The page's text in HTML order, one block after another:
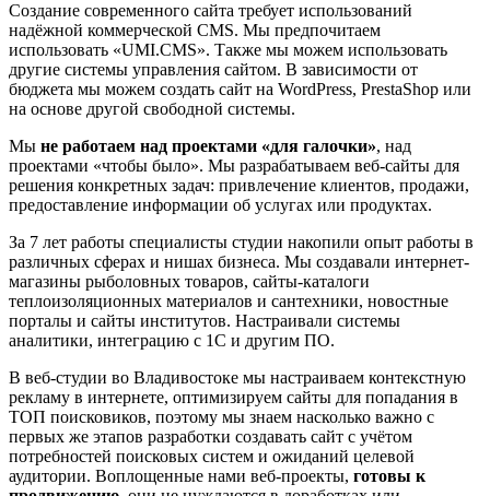
Создание современного сайта требует использований
надёжной коммерческой CMS. Мы предпочитаем
использовать «UMI.CMS». Также мы можем использовать
другие системы управления сайтом. В зависимости от
бюджета мы можем создать сайт на WordPress, PrestaShop или
на основе другой свободной системы.
Мы не работаем над проектами «для галочки», над
проектами «чтобы было». Мы разрабатываем веб-сайты для
решения конкретных задач: привлечение клиентов, продажи,
предоставление информации об услугах или продуктах.
За 7 лет работы специалисты студии накопили опыт работы в
различных сферах и нишах бизнеса. Мы создавали интернет-
магазины рыболовных товаров, сайты-каталоги
теплоизоляционных материалов и сантехники, новостные
порталы и сайты институтов. Настраивали системы
аналитики, интеграцию с 1С и другим ПО.
В веб-студии во Владивостоке мы настраиваем контекстную
рекламу в интернете, оптимизируем сайты для попадания в
ТОП поисковиков, поэтому мы знаем насколько важно с
первых же этапов разработки создавать сайт с учётом
потребностей поисковых систем и ожиданий целевой
аудитории. Воплощенные нами веб-проекты, готовы к